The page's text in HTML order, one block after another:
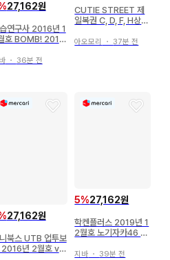
27,162원
연구사 2016년 1
호 BOMB! 2016
・ 36분 전
CUTIE STREET 제
일복권 C, D, F, H상
아오모리 ・ 37분 전
27,162원
북스 UTB 업투보
2016년 2월호 vo
5%27,162원
학켄플러스 2019년 1
2월호 노기자카46 B
지바 ・ 39분 전